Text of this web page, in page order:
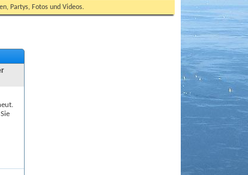
Partys, Fotos und Videos.